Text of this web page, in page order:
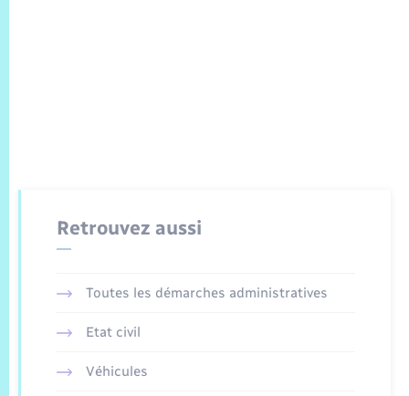
Retrouvez aussi
Toutes les démarches administratives
Etat civil
Véhicules